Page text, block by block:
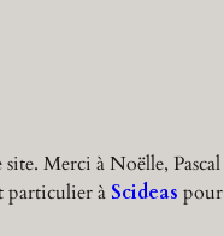
Merci à Noëlle, Pascal
particulier à Scideas pour